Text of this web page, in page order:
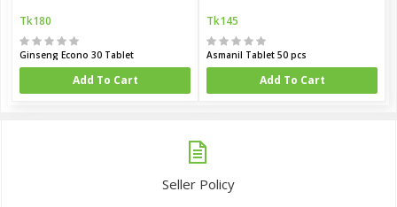
Tk180
Ginseng Econo 30 Tablet
Add To Cart
Tk145
Asmanil Tablet 50 pcs
Add To Cart
Seller Policy